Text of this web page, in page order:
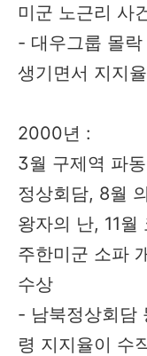
미군 노근리 사
- 대우그룹 몰
생기면서 지지
2000년 :
3월 구제역 파
정상회담, 8월
왕자의 난, 11월
주한미군 소파
수상
- 남북정상회담
령 지지율이 수